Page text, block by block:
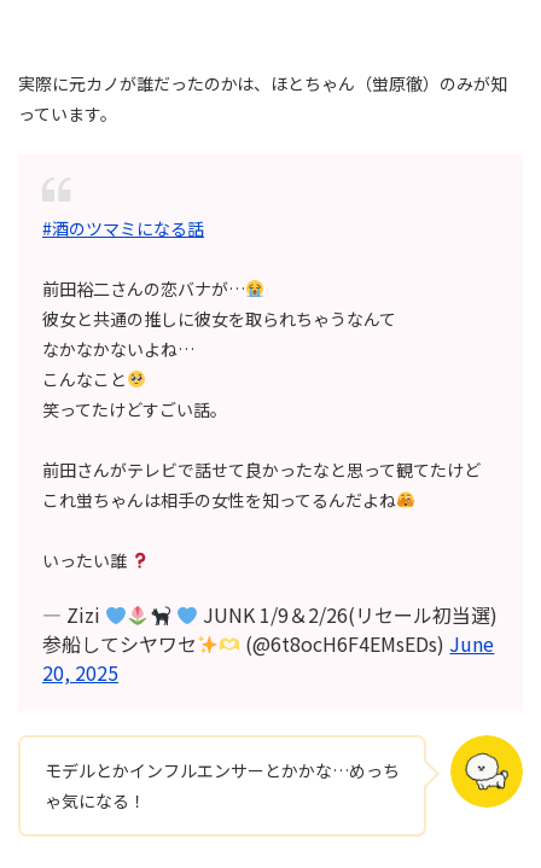
実際に元カノが誰だったのかは、ほとちゃん（蛍原徹）のみが知
っています。
#酒のツマミになる話
前田裕二さんの恋バナが…
彼女と共通の推しに彼女を取られちゃうなんて
なかなかないよね…
こんなこと
笑ってたけどすごい話。
前田さんがテレビで話せて良かったなと思って観てたけど
これ蛍ちゃんは相手の女性を知ってるんだよね
いったい誰
— Zizi
JUNK 1/9＆2/26(リセール初当選)
参船してシヤワセ
(@6t8ocH6F4EMsEDs) June
20, 2025
モデルとかインフルエンサーとかかな…めっち
ゃ気になる！